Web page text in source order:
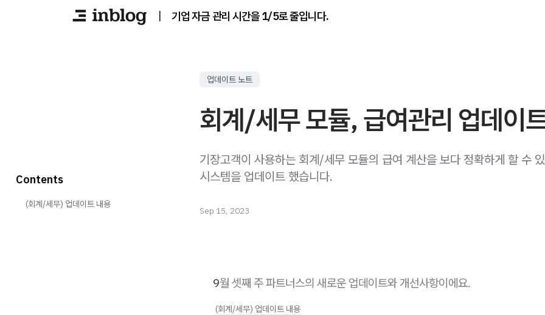
| 기업 자금 관리 시간을 1/5로 줄입니다.
업데이트 노트
회계/세무 모듈, 급여관리 업데이
기장고객이 사용하는 회계/세무 모듈의 급여 계산을 보다 정확하게 할 수
시스템을 업데이트 했습니다.
Sep 15, 2023
9월 셋째 주 파트너스의 새로운 업데이트와 개선사항이에요.
(회계/세무) 업데이트 내용
Contents
(회계/세무) 업데이트 내용